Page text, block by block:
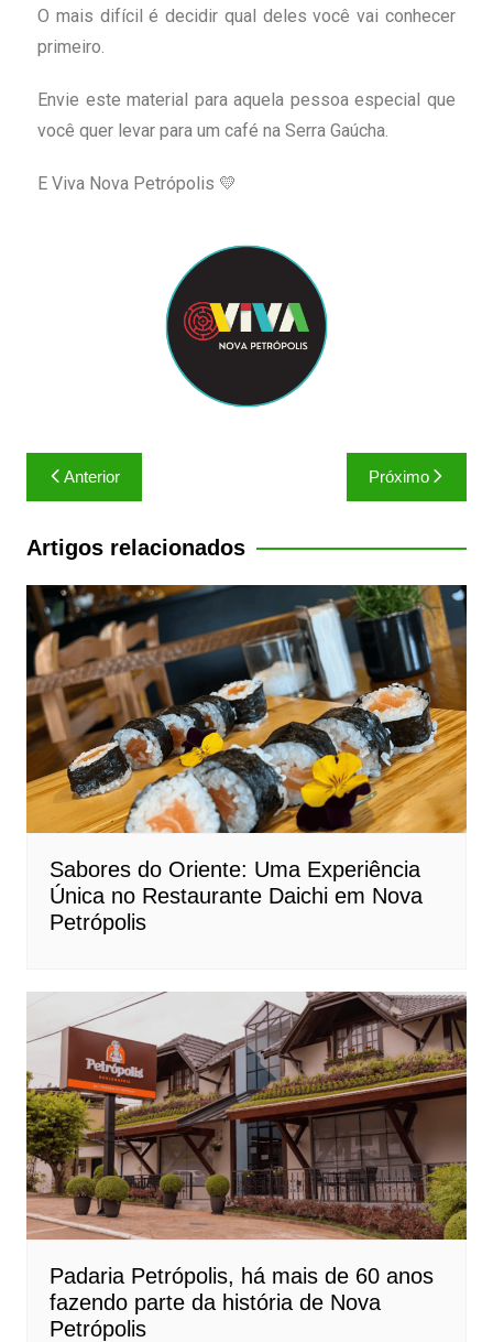
O mais difícil é decidir qual deles você vai conhecer
primeiro.
Envie este material para aquela pessoa especial que
você quer levar para um café na Serra Gaúcha.
E Viva Nova Petrópolis 💛
Anterior Próximo
Artigos relacionados
Sabores do Oriente: Uma Experiência
Única no Restaurante Daichi em Nova
Petrópolis
Padaria Petrópolis, há mais de 60 anos
fazendo parte da história de Nova
Petrópolis